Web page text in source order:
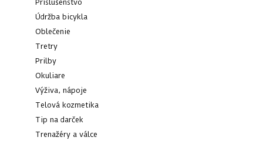
Príslušenstvo
Údržba bicykla
Oblečenie
Tretry
Prilby
Okuliare
Výživa, nápoje
Telová kozmetika
Tip na darček
Trenažéry a válce
Google Inc., ktorá následne tieto dáta anonymizuje. Po
anonymizácii sa už nejedná o osobné údaje, pretože
anonymizované cookies nemožno priradiť konkrétnemu
užívateľovi, resp. konkrétnej osobe. My pracujeme iba s
cookies v anonymizovanej podobe.
Reklamné cookies
Reklamné cookies používame my alebo naši partneri, aby sme
Vám mohli zobraziť vhodné obsahy alebo reklamy ako na
našich stránkach, tak na stránkach tretích subjektov. Na
základe týchto informácií nie je spravidla možná
bezprostredná identifikácia Vašej osoby, pretože sú používané
iba anonymizované údaje.